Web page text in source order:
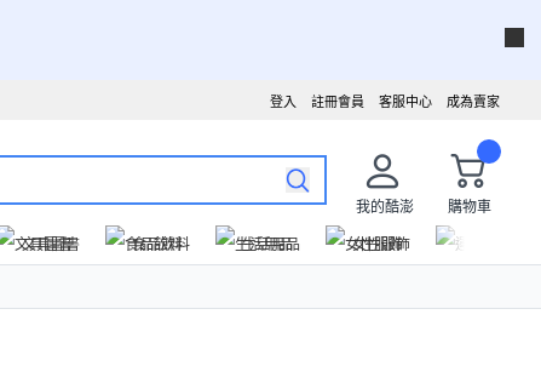
成為賣家
客服中心
註冊會員
登入
我的酷澎
購物車
文具圖書 食品飲料 生活用品 女性服飾